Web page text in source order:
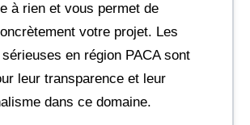
à rien et vous permet de
votre projet. Les
en région PACA sont
leur transparence et leur
dans ce domaine.